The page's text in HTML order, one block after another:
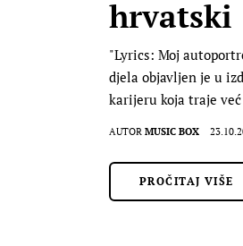
hrvatski
"Lyrics: Moj
djela objavljen je u
karijeru koja traje
AUTOR MUSIC BOX
PROČITAJ VIŠE